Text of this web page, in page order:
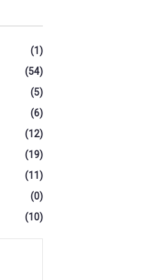
(1)
(54)
(5)
(6)
(12)
(19)
(11)
(0)
(10)